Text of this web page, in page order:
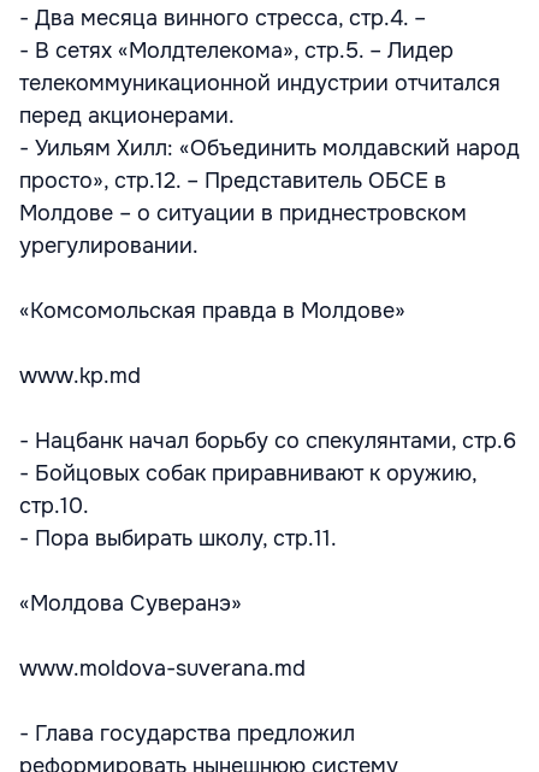
- Два месяца винного стресса, стр.4. –
- В сетях «Молдтелекома», стр.5. – Лидер
телекоммуникационной индустрии отчитался
перед акционерами.
- Уильям Хилл: «Объединить молдавский народ
просто», стр.12. – Представитель ОБСЕ в
Молдове – о ситуации в приднестровском
урегулировании.
«Комсомольская правда в Молдове»
www.kp.md
- Нацбанк начал борьбу со спекулянтами, стр.6
- Бойцовых собак приравнивают к оружию,
стр.10.
- Пора выбирать школу, стр.11.
«Молдова Суверанэ»
www.moldova-suverana.md
- Глава государства предложил
реформировать нынешнюю систему